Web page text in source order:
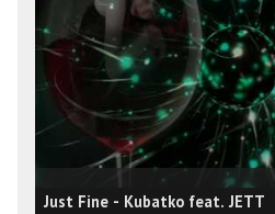
Just Fine - Kubatko feat. JETT